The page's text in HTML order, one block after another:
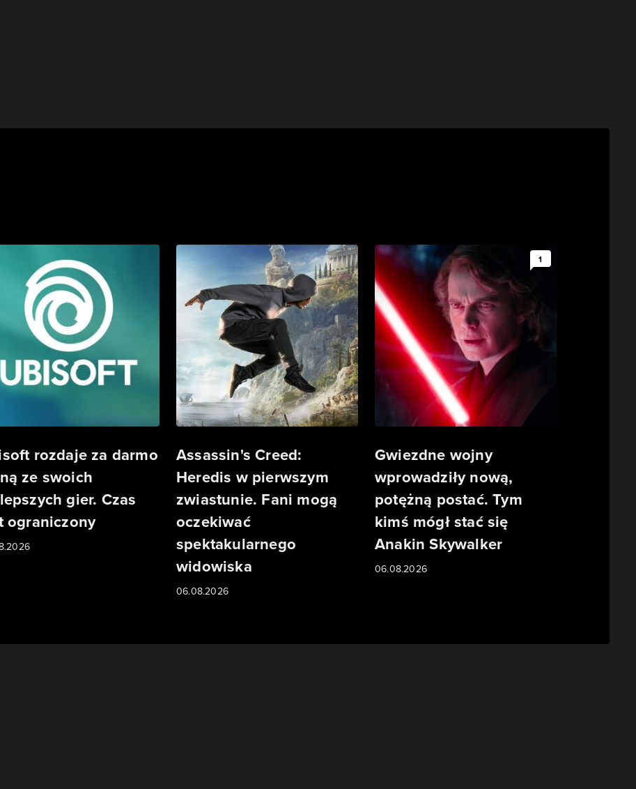
rozdaje za darmo
ze swoich
gier. Czas
ograniczony
Assassin's Creed:
Heredis w pierwszym
zwiastunie. Fani mogą
oczekiwać
spektakularnego
widowiska
06.08.2026
1
Gwiezdne wojny
wprowadziły nową,
potężną postać. Tym
kimś mógł stać się
Anakin Skywalker
06.08.2026